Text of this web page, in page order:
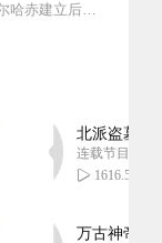
清朝（1636年-1912年），是中国历史上最后一个封建王朝，共传十二帝，统治者为爱新觉罗氏。从努尔哈赤建立后金起，总计296年。从皇太极改国号为清起，国祚27...
北派盗墓笔
连载节目超四
1616.58万
万古神帝丨